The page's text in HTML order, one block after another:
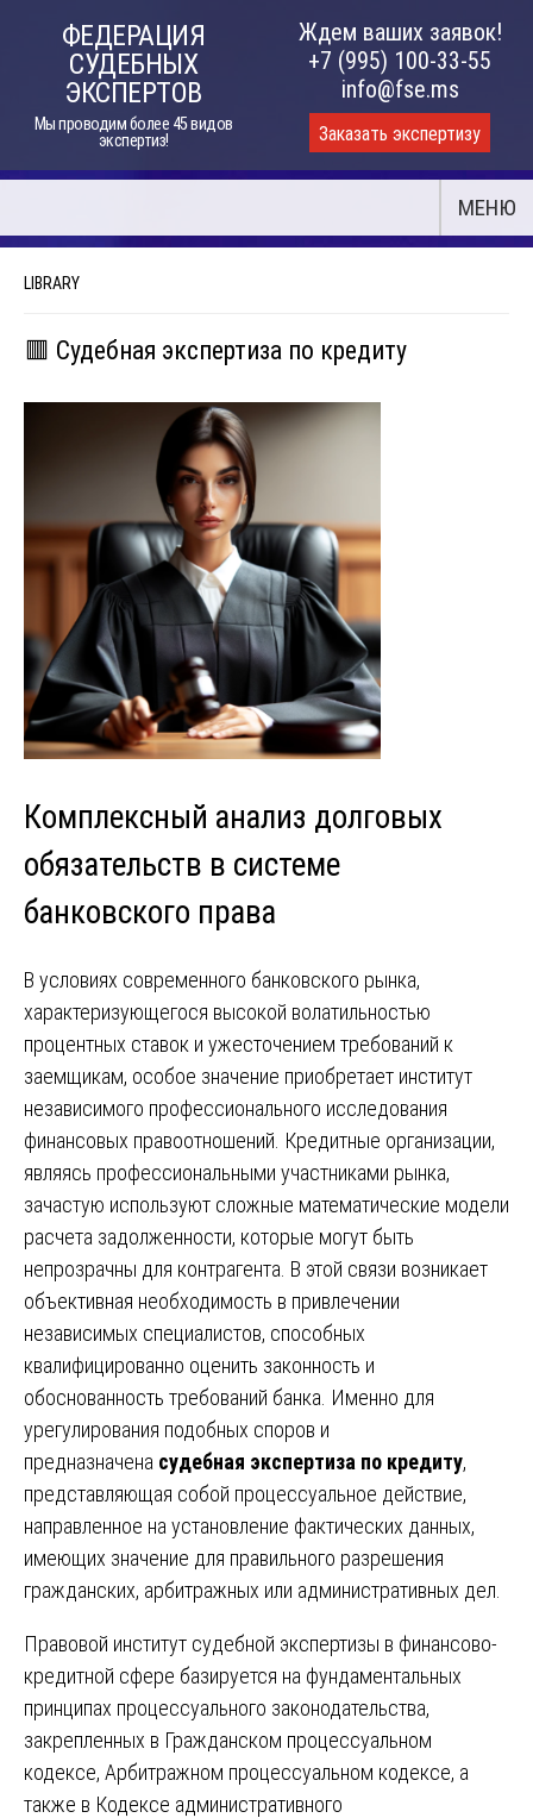
ФЕДЕРАЦИЯ
СУДЕБНЫХ
ЭКСПЕРТОВ
Мы проводим более 45 видов
экспертиз!
Ждем ваших заявок!
+7 (995) 100-33-55
info@fse.ms
Заказать экспертизу
МЕНЮ
LIBRARY
🟥 Судебная экспертиза по кредиту
Комплексный анализ долговых
обязательств в системе
банковского права
В условиях современного банковского рынка,
характеризующегося высокой волатильностью
процентных ставок и ужесточением требований к
заемщикам, особое значение приобретает институт
независимого профессионального исследования
финансовых правоотношений. Кредитные организации,
являясь профессиональными участниками рынка,
зачастую используют сложные математические модели
расчета задолженности, которые могут быть
непрозрачны для контрагента. В этой связи возникает
объективная необходимость в привлечении
независимых специалистов, способных
квалифицированно оценить законность и
обоснованность требований банка. Именно для
урегулирования подобных споров и
предназначена судебная экспертиза по кредиту,
представляющая собой процессуальное действие,
направленное на установление фактических данных,
имеющих значение для правильного разрешения
гражданских, арбитражных или административных дел.
Правовой институт судебной экспертизы в финансово-
кредитной сфере базируется на фундаментальных
принципах процессуального законодательства,
закрепленных в Гражданском процессуальном
кодексе, Арбитражном процессуальном кодексе, а
также в Кодексе административного